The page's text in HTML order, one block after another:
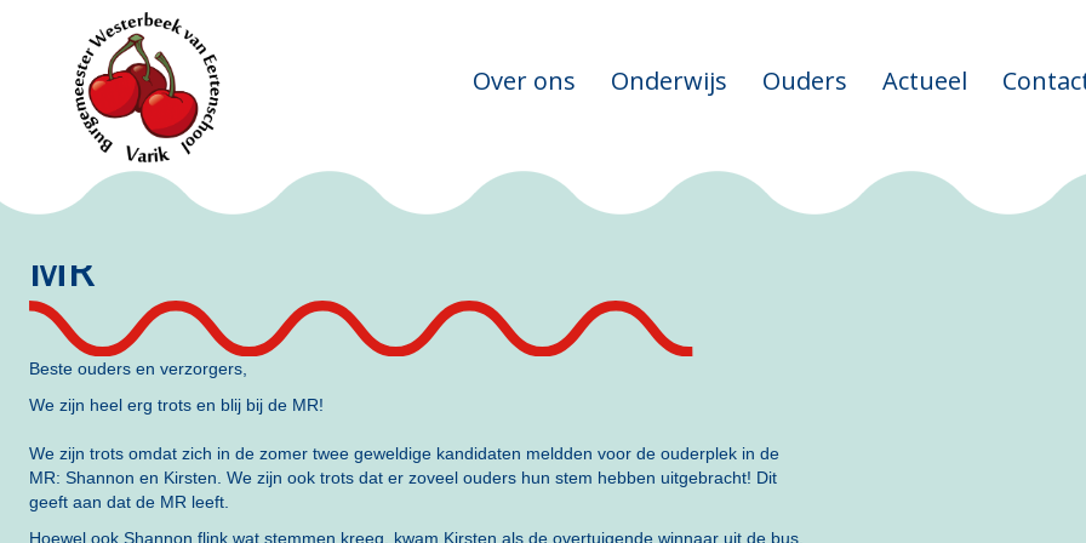
Over ons Onderwijs Ouders Actueel
MR
Beste ouders en verzorgers,
We zijn heel erg trots en blij bij de MR!
We zijn trots omdat zich in de zomer twee geweldige kandidaten meldden voor de ouderplek in de
MR: Shannon en Kirsten. We zijn ook trots dat er zoveel ouders hun stem hebben uitgebracht! Dit
geeft aan dat de MR leeft.
Hoewel ook Shannon flink wat stemmen kreeg, kwam Kirsten als de overtuigende winnaar uit de bus.